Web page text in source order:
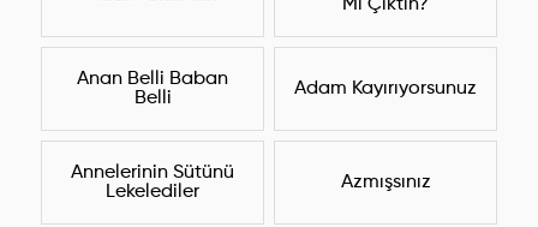
Mı Çıktın?
Anan Belli Baban
Belli
Adam Kayırıyorsunuz
Annelerinin Sütünü
Lekelediler
Azmışsınız